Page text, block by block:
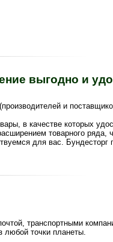
выгодно и
и
в качестве которых
товарного ряда,
для вас. Бундесторг
транспортными
любой точки планеты.